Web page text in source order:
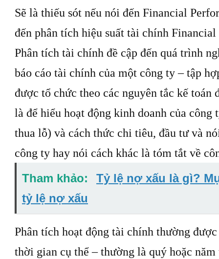
Sẽ là thiếu sót nếu nói đến Financial
đến phân tích hiệu suất tài chính
Phân tích tài chính đề cập đến quá trình
báo cáo tài chính của một công ty – tập
được tổ chức theo các nguyên tắc kế toán
là để hiểu hoạt động kinh doanh của công
thua lỗ) và cách thức chi tiêu, đầu tư và
công ty hay nói cách khác là tóm tắt về
Tham khảo:
Tỷ lệ nợ xấu là gì?
tỷ lệ nợ xấu
Phân tích hoạt động tài chính thường
thời gian cụ thể – thường là quý hoặc